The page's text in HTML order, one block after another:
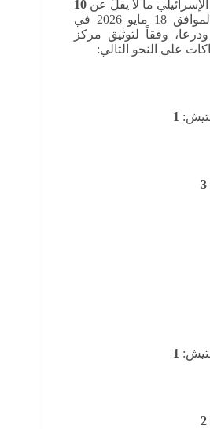
ما لا يقلّ عن10
يومَ الإثنين الموافق 18 مايو 2026 في
وفقاً لتوثيق مركز
على النحو التالي:
1
3
1
2